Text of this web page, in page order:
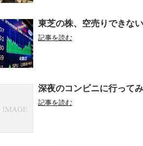
東芝の株、空売りできな
記事を読む
深夜のコンビニに行って
記事を読む